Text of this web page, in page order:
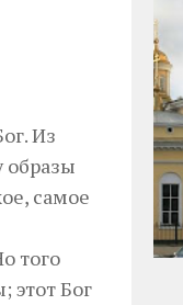
Из
образы
самое
того
этот Бог